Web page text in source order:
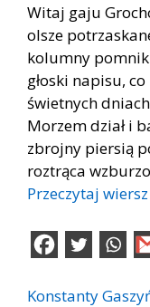
Witaj gaju
olsze
kolumny
głoski napisu,
świetnych
Morzem dział i
zbrojny piersią
roztrąca
Przeczytaj wiersz
Konstanty